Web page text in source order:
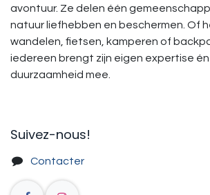
avontuur. Ze delen één
natuur liefhebben en beschermen. Of
wandelen, fietsen, kamperen of
iedereen brengt zijn eigen expertise
duurzaamheid mee.
Suivez-nous!​
Contacter